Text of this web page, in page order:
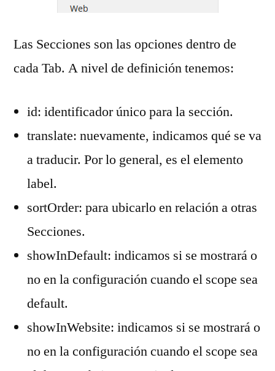
Las Secciones son las opciones dentro de
cada Tab. A nivel de definición tenemos:
id: identificador único para la sección.
translate: nuevamente, indicamos qué se va
a traducir. Por lo general, es el elemento
label.
sortOrder: para ubicarlo en relación a otras
Secciones.
showInDefault: indicamos si se mostrará o
no en la configuración cuando el scope sea
default.
showInWebsite: indicamos si se mostrará o
no en la configuración cuando el scope sea